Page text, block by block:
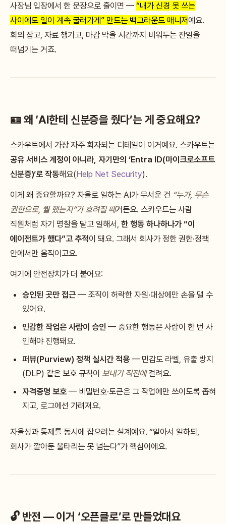
사장님 입장에서 한 문장으로 줄이면 — “내가 신경 못 쓰는
사이에도 일이 계속 굴러가게” 만드는 백그라운드 매니저예요.
회의 잡고, 자료 챙기고, 마감 막을 시간까지 비워두는 잔일을
떠넘기는 거죠.
🪪 왜 ‘AI한테 신분증을 줬다’는 게 중요해요?
스카우트에서 가장 자주 회자되는 디테일이 이거예요. 스카우트는
공유 서비스 계정이 아니라, 자기만의 ‘Entra ID(마이크로소프트
신분증)‘로 작동해요(Help Net Security).
이게 왜 중요할까요? 자율로 일하는 AI가 무서운 건 “누가, 무슨
권한으로, 뭘 했는지”가 흐려질 때거든요. 스카우트는 사람
직원처럼 자기 명찰을 달고 일해서, 한 행동 하나하나가 “이
에이전트가 했다”고 추적이 돼요. 그래서 회사가 정한 권한·정책
안에서만 움직이고요.
여기에 안전장치가 더 붙어요:
승인된 곳만 접근 — 조직이 허락한 자원·대상에만 손을 댈 수
있어요.
민감한 작업은 사람이 승인 — 중요한 행동은 사람이 한 번 사
인해야 진행돼요.
퍼뷰(Purview) 정책 실시간 적용 — 민감도 라벨, 유출 방지
(DLP) 같은 보호 규칙이 보내기 직전에걸려요.
자격증명 보호 — 비밀번호·토큰은 그 작업에만 쓰이도록 좁혀
지고, 로그에선 가려져요.
자율성과 통제를 동시에 잡으려는 설계예요. “알아서 일하되,
회사가 깔아둔 울타리는 못 넘는다”가 핵심이에요.
🔓 반전 — 이거 ‘오픈클로’로 만들었대요